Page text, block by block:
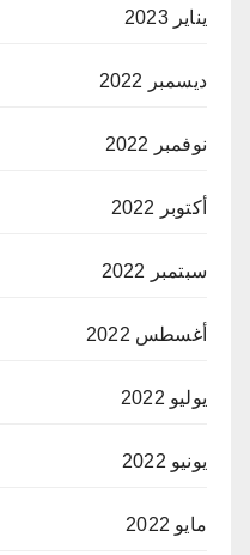
يناير 2023
ديسمبر 2022
نوفمبر 2022
أكتوبر 2022
سبتمبر 2022
أغسطس 2022
يوليو 2022
يونيو 2022
مايو 2022